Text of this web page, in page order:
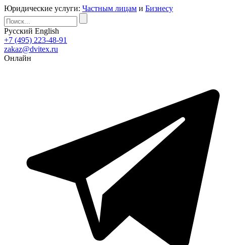
Юридические услуги: Частным лицам и Бизнесу
Русский English
+7 (495) 223-48-91
zakaz@dvitex.ru
Онлайн